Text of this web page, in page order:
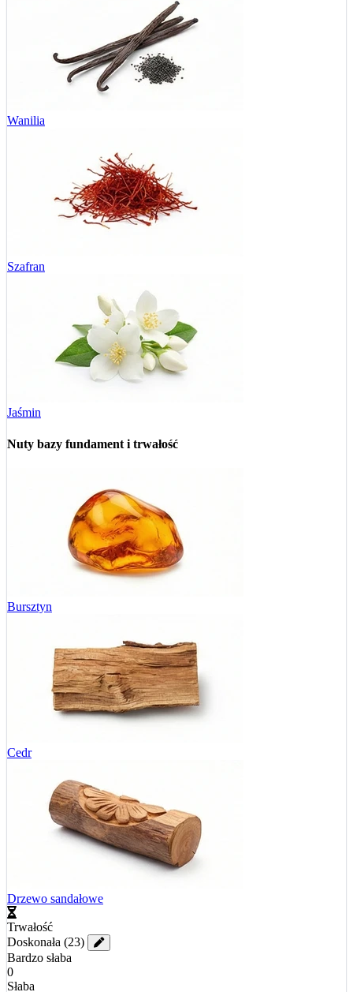
Wanilia
Szafran
Jaśmin
Nuty bazy fundament i trwałość
Bursztyn
Cedr
Drzewo sandałowe
Trwałość
Doskonała (23)
Bardzo słaba
0
Słaba